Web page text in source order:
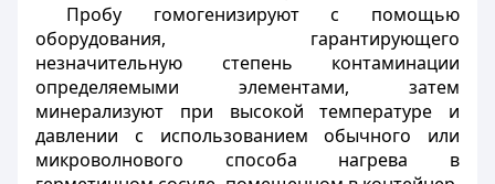
Пробу гомогенизируют с помощью
оборудования, гарантирующего
незначительную степень контаминации
определяемыми элементами, затем
минерализуют при высокой температуре и
давлении с использованием обычного или
микроволнового способа нагрева в